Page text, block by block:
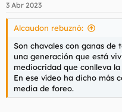
e
s
3 Abr 2023
Alcaudon rebuznó:
Son chavales con ganas
una generación que está
mediocridad que conlleva
En ese vídeo ha dicho más
media de foreo.